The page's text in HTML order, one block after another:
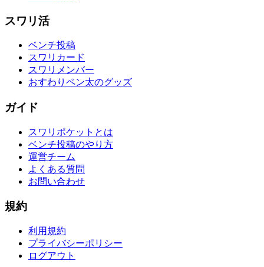
スワリ活
ベンチ投稿
スワリカード
スワリメンバー
おすわりペン太のグッズ
ガイド
スワリポケットとは
ベンチ投稿のやり方
運営チーム
よくある質問
お問い合わせ
規約
利用規約
プライバシーポリシー
ログアウト